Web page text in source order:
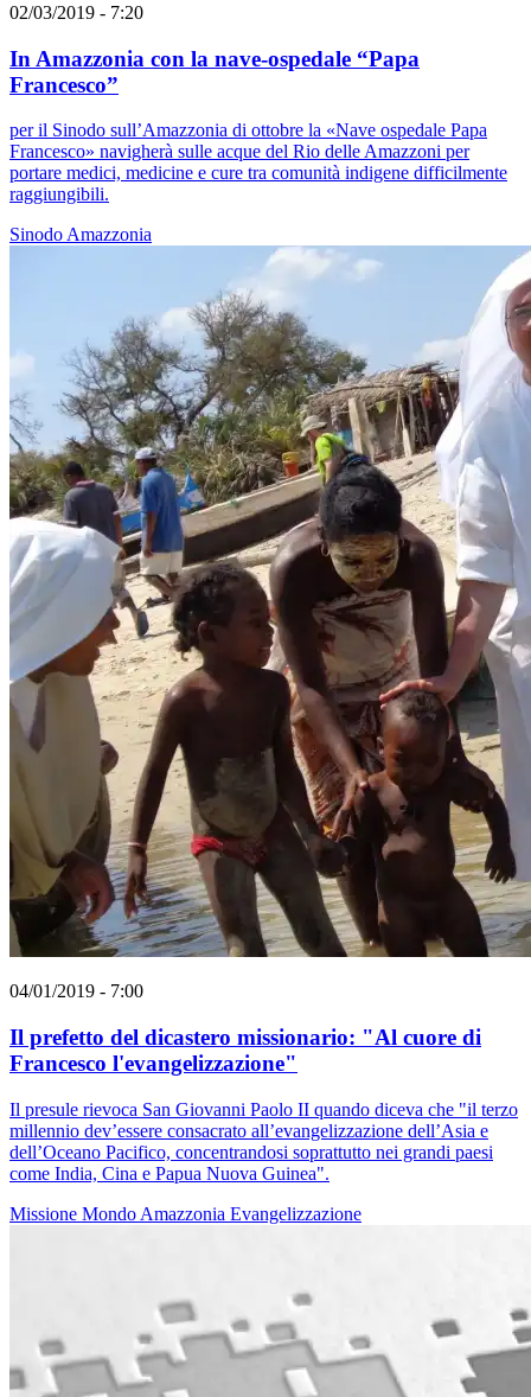
02/03/2019 - 7:20
In Amazzonia con la nave-ospedale “Papa
Francesco”
per il Sinodo sull’Amazzonia di ottobre la «Nave ospedale Papa
Francesco» navigherà sulle acque del Rio delle Amazzoni per
portare medici, medicine e cure tra comunità indigene difficilmente
raggiungibili.
SinodoAmazzonia
04/01/2019 - 7:00
Il prefetto del dicastero missionario: "Al cuore di
Francesco l'evangelizzazione"
Il presule rievoca San Giovanni Paolo II quando diceva che "il terzo
millennio dev’essere consacrato all’evangelizzazione dell’Asia e
dell’Oceano Pacifico, concentrandosi soprattutto nei grandi paesi
come India, Cina e Papua Nuova Guinea".
Missione Mondo Amazzonia Evangelizzazione